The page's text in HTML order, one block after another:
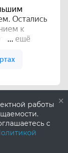
×
работы
с